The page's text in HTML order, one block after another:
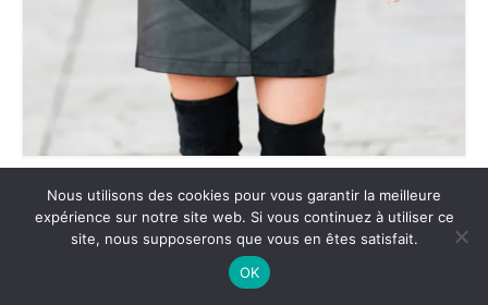
Nous utilisons des cookies pour vous garantir la meilleure
expérience sur notre site web. Si vous continuez à utiliser ce
site, nous supposerons que vous en êtes satisfait.
OK